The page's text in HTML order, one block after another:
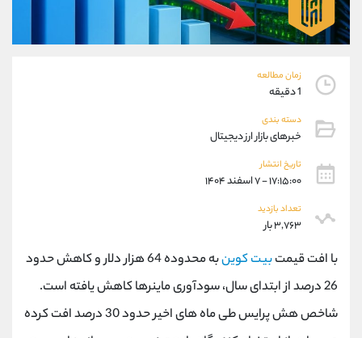
زمان مطالعه
1 دقیقه
دسته بندی
خبرهای بازار ارز دیجیتال
تاریخ انتشار
۱۷:۱۵:۰۰ - ۷ اسفند ۱۴۰۴
تعداد بازدید
۳,۷۶۳ بار
با افت قیمتبیت کوین
به محدوده 64 هزار دلار و کاهش حدود
26‌ درصد از ابتدای سال، سودآوری ماینرها کاهش یافته است.
شاخص هش پرایس طی ماه های اخیر حدود 30 درصد افت کرده
واتساپ
تلگرام @Armteam_admin_33
موبایل
تلگرام
تلفن 021-22021030
تلفن 021-22021040
بدون پیش شماره 90001030